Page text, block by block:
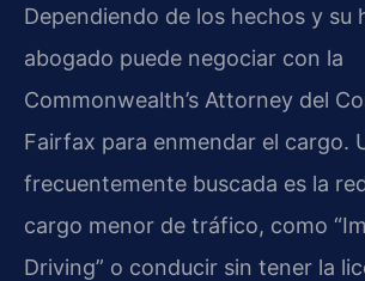
Dependiendo de los hechos y su
abogado puede negociar con la
Commonwealth’s Attorney del
Fairfax para enmendar el cargo.
frecuentemente buscada es la
cargo menor de tráfico, como
Driving” o conducir sin tener la